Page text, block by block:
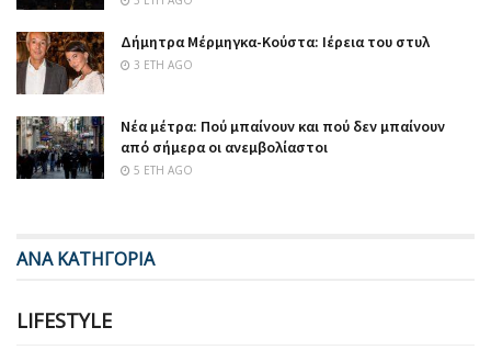
Δήμητρα Μέρμηγκα-Κούστα: Ιέρεια του στυλ
3 ΈΤΗ AGO
Νέα μέτρα: Πού μπαίνουν και πού δεν μπαίνουν
από σήμερα οι ανεμβολίαστοι
5 ΈΤΗ AGO
ΑΝΑ ΚΑΤΗΓΟΡΙΑ
LIFESTYLE